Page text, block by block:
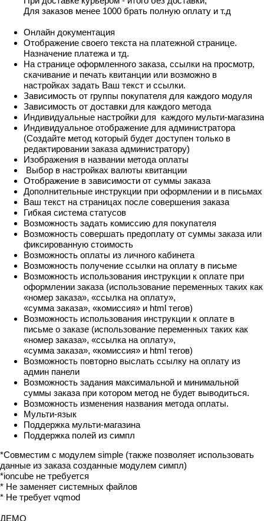
Для заказов менее 1000 брать полную оплату и т.д
Онлайн документация
Отображение своего текста на платежной странице.
Назначение платежа и тд.
На странице оформленного заказа, ссылки на просмотр,
скачивание и печать квитанции или возможно в
настройках задать Ваш текст и ссылки.
Зависимость от группы покупателя для каждого модуля
Зависимость от доставки для каждого метода
Индивидуальные настройки для каждого мульти-магазина
Индивидуальное отображение для администратора
(Создайте метод который будет доступен только в
редактировании заказа администратору)
Изображения в названии метода оплаты
Выбор в настройках валюты квитанции
Отображение в зависимости от суммы заказа
Дополнительные инструкции при оформлении и в письмах
Ваш текст на страницах после совершения заказа
Гибкая система статусов
Возможность задать комиссию для покупателя
Возможность совершать предоплату от суммы заказа или
фиксированную стоимость
Возможность оплаты из личного кабинета
Возможность получение ссылки на оплату в письме
Возможность использования инструкции к оплате при
оформлении заказа (использование переменных таких как
«номер заказа», «ссылка на оплату»,
«сумма заказа», «комиссия» и html тегов)
Возможность использования инструкции к оплате в
письме о заказе (использование переменных таких как
«номер заказа», «ссылка на оплату»,
«сумма заказа», «комиссия» и html тегов)
Возможность повторно выслать ссылку на оплату из
админ панели
Возможность задания максимальной и минимальной
суммы заказа при котором метод не будет выводиться.
Возможность изменения названия метода оплаты.
Мульти-язык
Поддержка мульти-магазина
Поддержка полей из симпл
*Совместим с модулем simple (также позволяет использовать
данные из заказа созданные модулем симпл)
*ioncube не требуется
* Не заменяет системных файлов
* Не требует vqmod
ДЕМО